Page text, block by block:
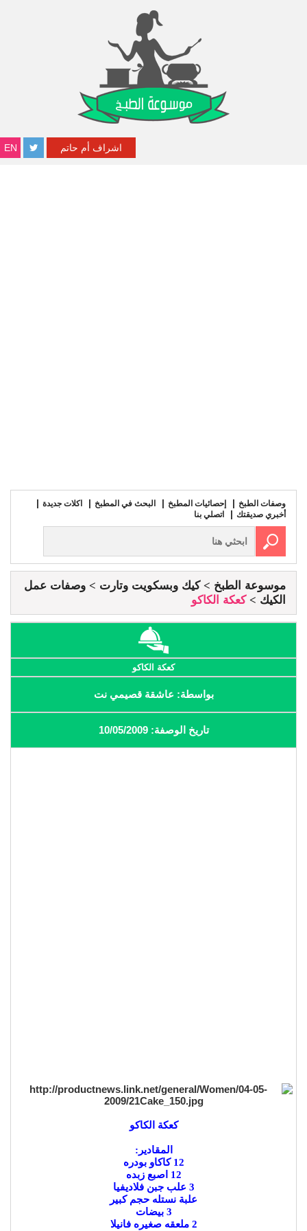
EN اشراف أم حاتم
وصفات الطبخ إحصائيات المطبخ البحث في المطبخ
اكلات جديدة
أخبري صديقتك
اتصلي بنا
موسوعة الطبخ كيك وبسكويت وتارت
وصفات عمل
الكيك
كعكة الكاكو
كعكة الكاكو
بواسطة: عاشقة قصيمي نت
تاريخ الوصفة: 10/05/2009
كعكة الكاكو
المقادير:
12 كاكاو بودره
12 اصبع زبده
3 علب جبن فلاديفيا
علبة نستله حجم كبير
3 بيضات
2 ملعقه صغيره فانيلا